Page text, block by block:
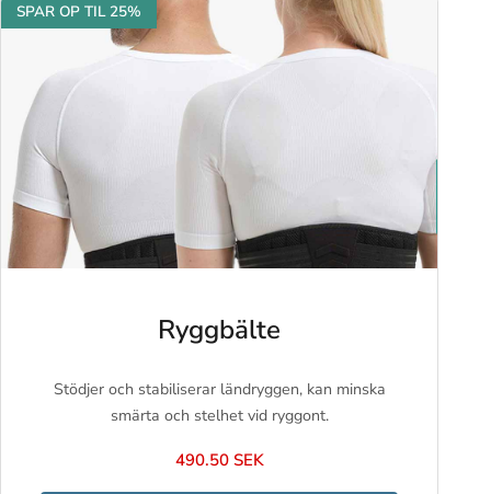
SPAR OP TIL 25%
Ryggbälte
Stödjer och stabiliserar ländryggen, kan minska
smärta och stelhet vid ryggont.
490.50 SEK